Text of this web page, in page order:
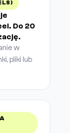
Do 20
w
pliki lub